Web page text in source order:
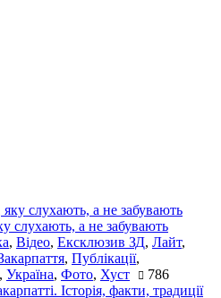
слухають, а не забувають
, Відео, Ексклюзив ЗД, Лайт,
, Публікації,
, Україна, Фото, Хуст 786